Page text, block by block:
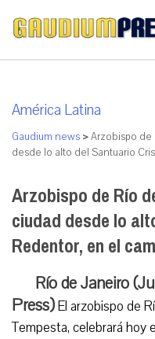
América Latina
Gaudium news >Arzobispo de
desde lo alto del Santuario
Arzobispo de Río
ciudad desde lo
Redentor, en el
Río de Janeiro
Press)El arzobispo de
Tempesta, celebrará hoy